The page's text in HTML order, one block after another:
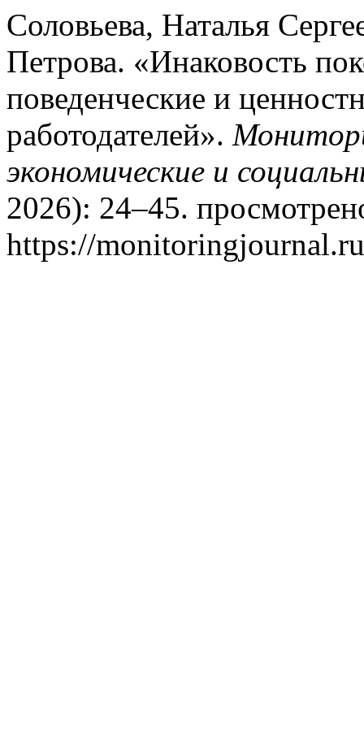
Соловьева, Наталья
Петрова. «Инаковость
поведенческие и
работодателей».
экономические и
2026): 24–45.
https://